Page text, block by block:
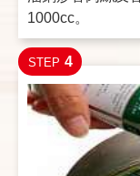
1000cc。
STEP 4